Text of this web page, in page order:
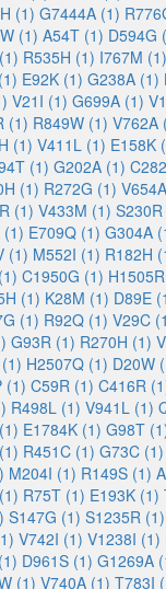
(1) G7444A (1)
(1) A54T (1) D594G
R535H (1) I767M (1)
E92K (1) G238A (1)
V21I (1) G699A (1)
(1) R849W (1) V762A
(1) V411L (1) E158K
(1) G202A (1)
(1) R272G (1)
(1) V433M (1)
(1) E709Q (1) G304A
(1) M552I (1) R182H
C1950G (1)
(1) K28M (1) D89E
(1) R92Q (1) V29C
G93R (1) R270H (1)
H2507Q (1) D20W
(1) C59R (1) C416R
R498L (1) V941L (1)
E1784K (1) G98T
R451C (1) G73C (1)
M204I (1) R149S (1)
R75T (1) E193K (1)
S147G (1) S1235R (1)
V742I (1) V1238I (1)
D961S (1) G1269A
(1) V740A (1) T783I